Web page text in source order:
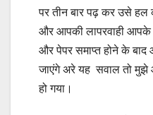
पर तीन बार पढ़ कर उसे
और आपकी लापरवाही आपके
और पेपर समाप्त होने के
जाएंगे अरे यह सवाल तो
हो गया।